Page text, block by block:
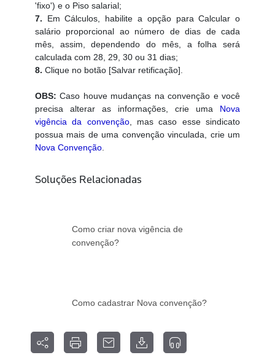
'fixo') e o Piso salarial;
7. Em Cálculos, habilite a opção para Calcular o
salário proporcional ao número de dias de cada
mês, assim, dependendo do mês, a folha será
calculada com 28, 29, 30 ou 31 dias;
8. Clique no botão [Salvar retificação].
OBS: Caso houve mudanças na convenção e você
precisa alterar as informações, crie uma Nova
vigência da convenção, mas caso esse sindicato
possua mais de uma convenção vinculada, crie um
Nova Convenção.
Soluções Relacionadas
Como criar nova vigência de
convenção?
Como cadastrar Nova convenção?